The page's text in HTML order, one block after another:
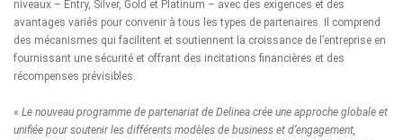
niveaux – Entry, Silver, Gold et Platinum – avec des exigences et des
avantages variés pour convenir à tous les types de partenaires. Il comprend
des mécanismes qui facilitent et soutiennent la croissance de l’entreprise en
fournissant une sécurité et offrant des incitations financières et des
récompenses prévisibles.
« Le nouveau programme de partenariat de Delinea crée une approche globale et
unifiée pour soutenir les différents modèles de business et d’engagement,